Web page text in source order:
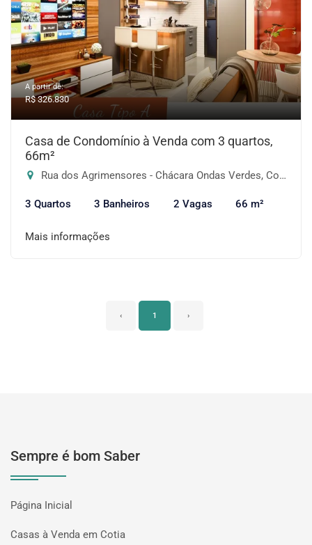
A partir de:
R$ 326.830
Casa de Condomínio à Venda com 3 quartos,
66m²
Rua dos Agrimensores - Chácara Ondas Verdes, Cotia-SP
3 Quartos 3 Banheiros 2 Vagas 66 m²
Mais informações
‹ 1 ›
Sempre é bom Saber
Página Inicial
Casas à Venda em Cotia